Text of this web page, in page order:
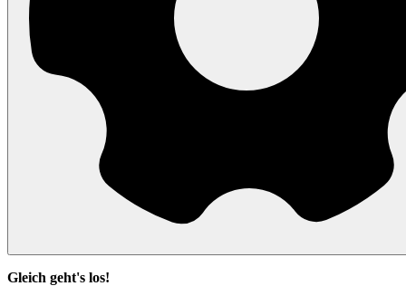
Gleich geht's los!